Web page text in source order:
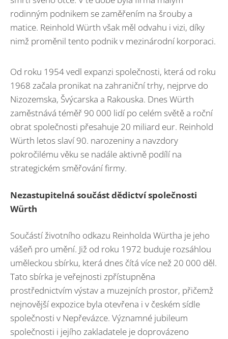
rodinným podnikem se zaměřením na šrouby a
matice. Reinhold Würth však měl odvahu i vizi, díky
nimž proměnil tento podnik v mezinárodní korporaci.
Od roku 1954 vedl expanzi společnosti, která od roku
1968 začala pronikat na zahraniční trhy, nejprve do
Nizozemska, Švýcarska a Rakouska. Dnes Würth
zaměstnává téměř 90 000 lidí po celém světě a roční
obrat společnosti přesahuje 20 miliard eur. Reinhold
Würth letos slaví 90. narozeniny a navzdory
pokročilému věku se nadále aktivně podílí na
strategickém směřování firmy.
Nezastupitelná součást dědictví společnosti
Würth
Součástí životního odkazu Reinholda Würtha je jeho
vášeň pro umění. Již od roku 1972 buduje rozsáhlou
uměleckou sbírku, která dnes čítá více než 20 000 děl.
Tato sbírka je veřejnosti zpřístupněna
prostřednictvím výstav a muzejních prostor, přičemž
nejnovější expozice byla otevřena i v českém sídle
společnosti v Nepřevázce. Významné jubileum
společnosti i jejího zakladatele je doprovázeno